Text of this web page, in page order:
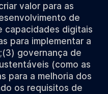
valor para as
de
capacidades digitais
para implementar a
governança de
(como as
para a melhoria dos
os requisitos de